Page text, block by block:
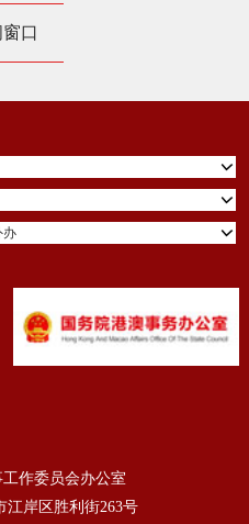
口
办
作委员会办公室
江岸区胜利街263号